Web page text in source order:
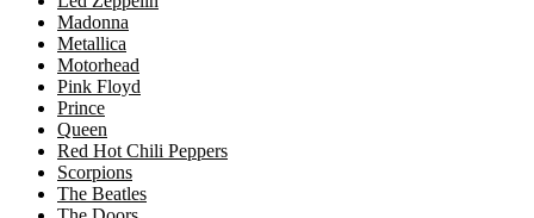
Madonna
Metallica
Motorhead
Pink Floyd
Prince
Queen
Red Hot Chili Peppers
Scorpions
The Beatles